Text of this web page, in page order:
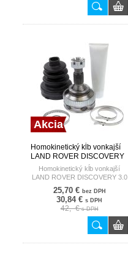
Akcia
Homokinetický kĺb vonkajší
LAND ROVER DISCOVERY
3.0 09- HART
Homokinetický kĺb vonkajší
LAND ROVER DISCOVERY 3.0
09-
25,70 € bez DPH
30,84 € s DPH
42,- €s DPH